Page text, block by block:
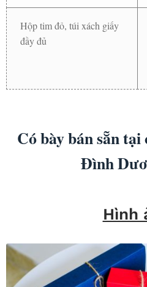
Hộp tim đỏ, túi xách giấy
đầy đủ
Có bày bán sẵn
Đình
Hình